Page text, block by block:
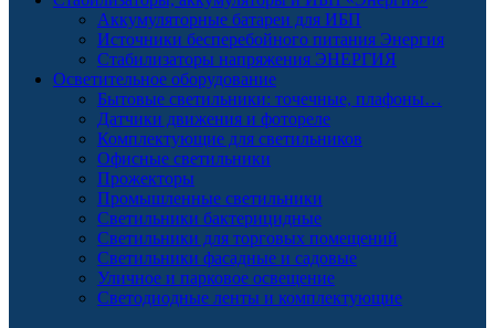
Аккумуляторные батареи для ИБП
Источники бесперебойного питания Энергия
Стабилизаторы напряжения ЭНЕРГИЯ
Осветительное оборудование
Бытовые светильники: точечные, плафоны…
Датчики движения и фотореле
Комплектующие для светильников
Офисные светильники
Прожекторы
Промышленные светильники
Светильники бактерицидные
Светильники для торговых помещений
Светильники фасадные и садовые
Уличное и парковое освещение
Светодиодные ленты и комплектующие